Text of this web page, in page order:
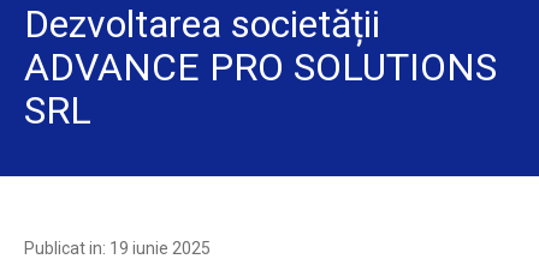
Dezvoltarea societății
ADVANCE PRO SOLUTIONS
SRL
Publicat in: 19 iunie 2025